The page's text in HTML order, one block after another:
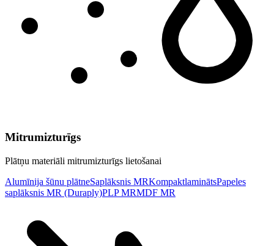
Mitrumizturīgs
Plātņu materiāli mitrumizturīgs lietošanai
Alumīnija šūnu plātneSaplāksnis MRKompaktlaminātsPapeles
saplāksnis MR (Duraply)PLP MRMDF MR